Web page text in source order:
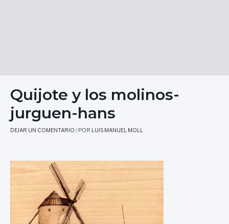
Quijote y los molinos-
jurguen-hans
DEJAR UN COMENTARIO / POR LUIS MANUEL MOLL